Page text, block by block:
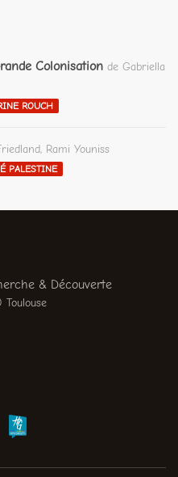
Colonisation de Gabriella
ROUCH
Rami Youniss
PALESTINE
& Découverte